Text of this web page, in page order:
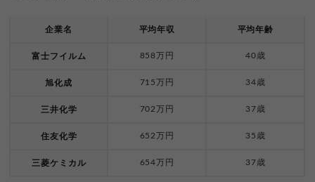
企業名 平均年収 平均年齢
富士フイルム 858万円 40歳
旭化成 715万円 34歳
三井化学 702万円 37歳
住友化学 652万円 35歳
三菱ケミカル 654万円 37歳